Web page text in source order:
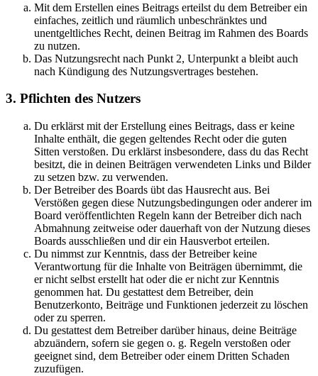
Mit dem Erstellen eines Beitrags erteilst du dem Betreiber ein
einfaches, zeitlich und räumlich unbeschränktes und
unentgeltliches Recht, deinen Beitrag im Rahmen des Boards
zu nutzen.
Das Nutzungsrecht nach Punkt 2, Unterpunkt a bleibt auch
nach Kündigung des Nutzungsvertrages bestehen.
3. Pflichten des Nutzers
Du erklärst mit der Erstellung eines Beitrags, dass er keine
Inhalte enthält, die gegen geltendes Recht oder die guten
Sitten verstoßen. Du erklärst insbesondere, dass du das Recht
besitzt, die in deinen Beiträgen verwendeten Links und Bilder
zu setzen bzw. zu verwenden.
Der Betreiber des Boards übt das Hausrecht aus. Bei
Verstößen gegen diese Nutzungsbedingungen oder anderer im
Board veröffentlichten Regeln kann der Betreiber dich nach
Abmahnung zeitweise oder dauerhaft von der Nutzung dieses
Boards ausschließen und dir ein Hausverbot erteilen.
Du nimmst zur Kenntnis, dass der Betreiber keine
Verantwortung für die Inhalte von Beiträgen übernimmt, die
er nicht selbst erstellt hat oder die er nicht zur Kenntnis
genommen hat. Du gestattest dem Betreiber, dein
Benutzerkonto, Beiträge und Funktionen jederzeit zu löschen
oder zu sperren.
Du gestattest dem Betreiber darüber hinaus, deine Beiträge
abzuändern, sofern sie gegen o. g. Regeln verstoßen oder
geeignet sind, dem Betreiber oder einem Dritten Schaden
zuzufügen.